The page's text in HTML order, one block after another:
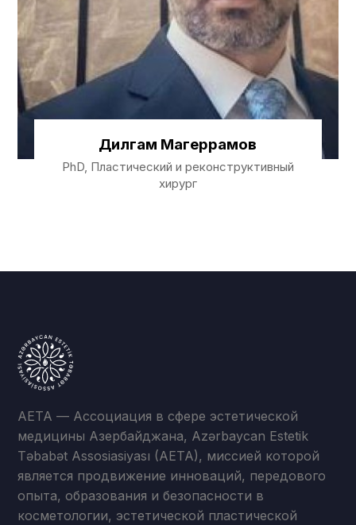
Дилгам Магеррамов
PhD, Пластический и реконструктивный
хирург
AETA — Ассоциация в сфере эстетической
медицины Азербайджана, Azərbaycan Estetik
Təbabət Assosiasiyası (AETA), миссией которой
является продвижение инноваций, передового
опыта, образования и безопасности в
косметологии, эстетической пластической